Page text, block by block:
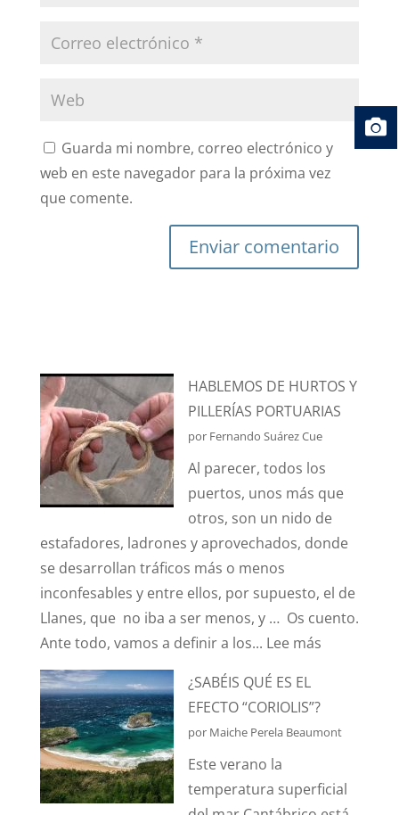
Guarda mi nombre, correo electrónico y
web en este navegador para la próxima vez
que comente.
HABLEMOS DE HURTOS Y
PILLERÍAS PORTUARIAS
por Fernando Suárez Cue
Al parecer, todos los
puertos, unos más que
otros, son un nido de
estafadores, ladrones y aprovechados, donde
se desarrollan tráficos más o menos
inconfesables y entre ellos, por supuesto, el de
Llanes, que no iba a ser menos, y … Os cuento.
Ante todo, vamos a definir a los... Lee más:
Y
¿SABÉIS QUÉ ES EL
EFECTO “CORIOLIS”?
por Maiche Perela Beaumont
Este verano la
temperatura superficial